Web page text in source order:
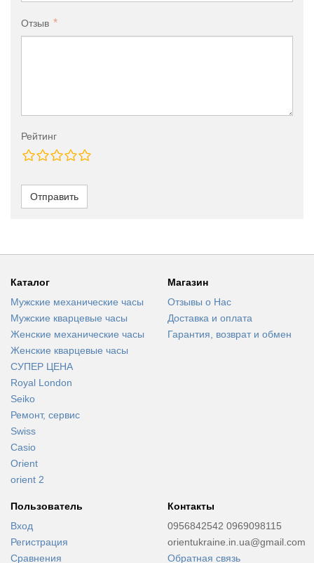
Отзыв
Рейтинг
Отправить
Каталог
Мужские механические часы
Мужские кварцевые часы
Женские механические часы
Женские кварцевые часы
СУПЕР ЦЕНА
Royal London
Seiko
Ремонт, сервис
Swiss
Casio
Orient
orient 2
Магазин
Отзывы о Нас
Доставка и оплата
Гарантия, возврат и обмен
Пользователь
Вход
Регистрация
Сравнения
Контакты
0956842542 0969098115
orientukraine.in.ua@gmail.com
Обратная связь